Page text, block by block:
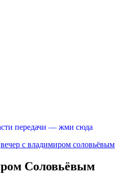
передачи — жми сюда
вечер с владимиром соловьёвым
Соловьёвым